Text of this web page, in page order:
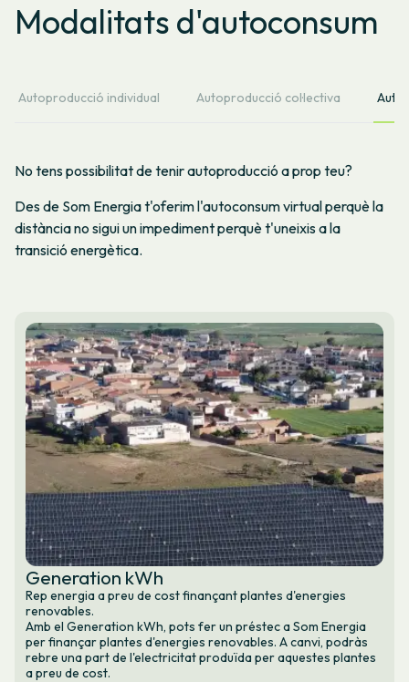
Modalitats d'autoconsum
Autoproducció individual Autoproducció col·lectiva
No tens possibilitat de tenir autoproducció a prop teu?
Des de Som Energia t'oferim l'autoconsum virtual perquè la
distància no sigui un impediment perquè t'uneixis a la
transició energètica.
Generation kWh
Rep energia a preu de cost finançant plantes d'energies
renovables.
Amb el Generation kWh, pots fer un préstec a Som Energia
per finançar plantes d'energies renovables. A canvi, podràs
rebre una part de l'electricitat produïda per aquestes plantes
a preu de cost.